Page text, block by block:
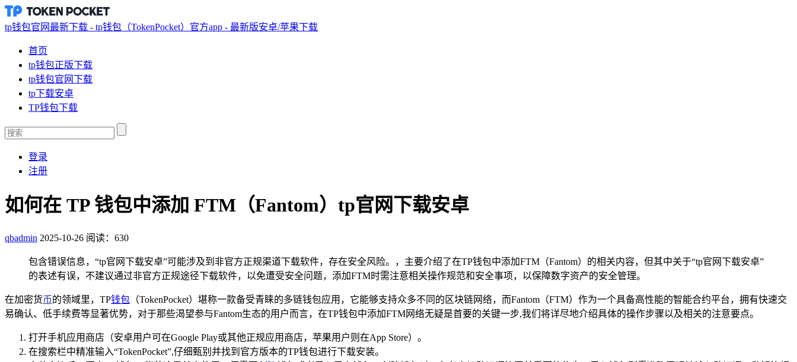
tp钱包官网最新下载 - tp钱包（TokenPocket）官方app - 最新版安卓/苹果下载
首页
tp钱包正版下载
tp钱包官网下载
tp下载安卓
TP钱包下载
登录
注册
如何在 TP 钱包中添加 FTM（Fantom）tp官网下载安卓
qbadmin 2025-10-26 阅读：630
包含错误信息，“tp官网下载安卓”可能涉及到非官方正规渠道下载软件，存在安全风险。，主要介绍了在TP钱包中添加FTM（Fantom）的相关内容，但其中关于“tp官网下载安卓”
的表述有误，不建议通过非官方正规途径下载软件，以免遭受安全问题，添加FTM时需注意相关操作规范和安全事项，以保障数字资产的安全管理。
在加密货币的领域里，TP钱包 （TokenPocket）堪称一款备受青睐的多链钱包应用，它能够支持众多不同的区块链网络，而Fantom（FTM）作为一个具备高性能的智能合约平台，拥有快速交
易确认、低手续费等显著优势，对于那些渴望参与Fantom生态的用户而言，在TP钱包中添加FTM网络无疑是首要的关键一步,我们将详尽地介绍具体的操作步骤以及相关的注意要点。
打开手机应用商店（安卓用户可在Google Play或其他正规应用商店，苹果用户则在App Store）。
在搜索栏中精准输入“TokenPocket”,仔细甄别并找到官方版本的TP钱包进行下载安装。